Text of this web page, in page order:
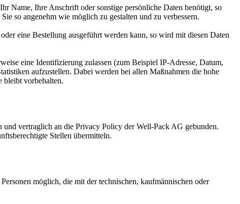
Name, Ihre Anschrift oder sonstige persönliche Daten benötigt, so
so angenehm wie möglich zu gestalten und zu verbessern.
eine Bestellung ausgeführt werden kann, so wird mit diesen Daten
eine Identifizierung zulassen (zum Beispiel IP-Adresse, Datum,
aufzustellen. Dabei werden bei allen Maßnahmen die hohe
bleibt vorbehalten.
und vertraglich an die Privacy Policy der Well-Pack AG gebunden.
Stellen übermitteln.
möglich, die mit der technischen, kaufmännischen oder